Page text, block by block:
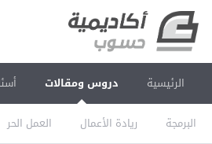
الرئيسية دروس ومقالات
البرمجة ريادة الأعمال العمل الحر